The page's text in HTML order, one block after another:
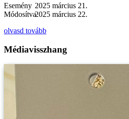
Esemény 2025 március 21.
Módosítva2025 március 22.
olvasd tovább
Médiavisszhang